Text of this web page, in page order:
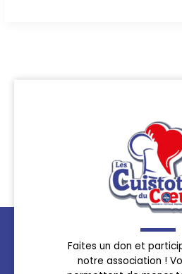
Faites un don et
notre association !